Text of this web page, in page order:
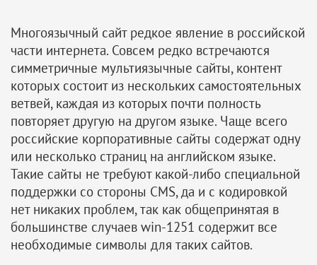
Многоязычный сайт редкое явление в российской
части интернета. Совсем редко встречаются
симметричные мультиязычные сайты, контент
которых состоит из нескольких самостоятельных
ветвей, каждая из которых почти полность
повторяет другую на другом языке. Чаще всего
российские корпоративные сайты содержат одну
или несколько страниц на английском языке.
Такие сайты не требуют какой-либо специальной
поддержки со стороны CMS, да и с кодировкой
нет никаких проблем, так как общепринятая в
большинстве случаев win-1251 содержит все
необходимые символы для таких сайтов.